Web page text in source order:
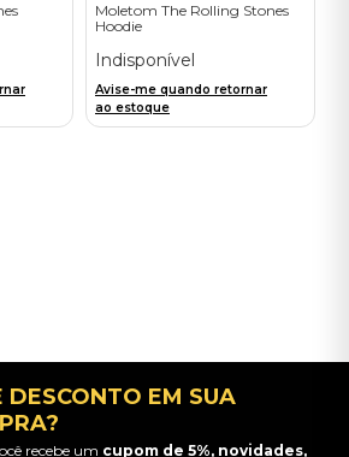
Moletom The Rolling Stones
Hoodie
Indisponível
Avise-me quando retornar
ao estoque
DESCONTO EM SUA
recebe um cupom de 5%, novidades,